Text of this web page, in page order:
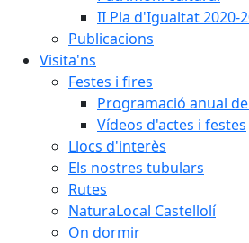
II Pla d'Igualtat 2020-
Publicacions
Visita'ns
Festes i fires
Programació anual
Vídeos d'actes i festes
Llocs d'interès
Els nostres tubulars
Rutes
NaturaLocal Castellolí
On dormir